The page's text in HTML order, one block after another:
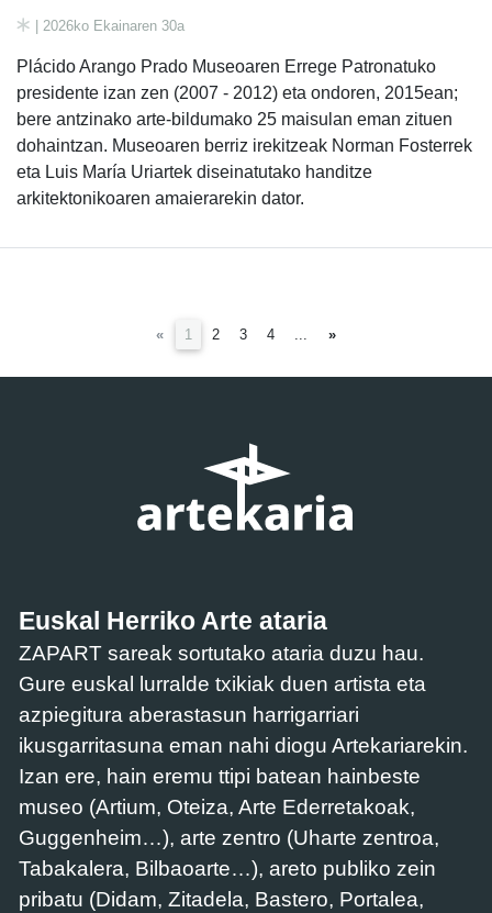
| 2026ko Ekainaren 30a
Plácido Arango Prado Museoaren Errege Patronatuko
presidente izan zen (2007 - 2012) eta ondoren, 2015ean;
bere antzinako arte-bildumako 25 maisulan eman zituen
dohaintzan. Museoaren berriz irekitzeak Norman Fosterrek
eta Luis María Uriartek diseinatutako handitze
arkitektonikoaren amaierarekin dator.
« 1 (current)
2 3 4 ... »
Euskal Herriko Arte ataria
ZAPART sareak sortutako ataria duzu hau.
Gure euskal lurralde txikiak duen artista eta
azpiegitura aberastasun harrigarriari
ikusgarritasuna eman nahi diogu Artekariarekin.
Izan ere, hain eremu ttipi batean hainbeste
museo (Artium, Oteiza, Arte Ederretakoak,
Guggenheim…), arte zentro (Uharte zentroa,
Tabakalera, Bilbaoarte…), areto publiko zein
pribatu (Didam, Zitadela, Bastero, Portalea,